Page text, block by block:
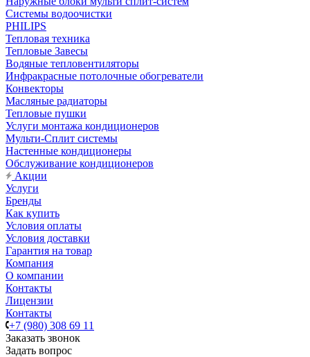
Системы водоочистки
PHILIPS
Тепловая техника
Тепловые Завесы
Водяные тепловентиляторы
Инфракрасные потолочные обогреватели
Конвекторы
Масляные радиаторы
Тепловые пушки
Услуги монтажа кондиционеров
Мульти-Сплит системы
Настенные кондиционеры
Обслуживание кондиционеров
Акции
Услуги
Бренды
Как купить
Условия оплаты
Условия доставки
Гарантия на товар
Компания
О компании
Контакты
Лицензии
Контакты
+7 (980) 308 69 11
Заказать звонок
Задать вопрос